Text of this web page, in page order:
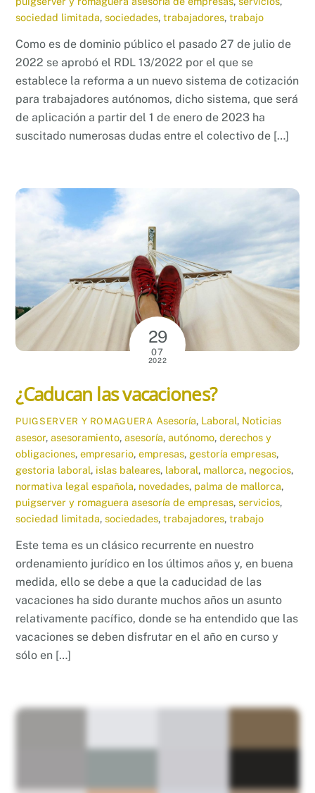
sociedad limitada,sociedades,trabajadores,trabajo
Como es de dominio público el pasado 27 de julio de
2022 se aprobó el RDL 13/2022 por el que se
establece la reforma a un nuevo sistema de cotización
para trabajadores autónomos, dicho sistema, que será
de aplicación a partir del 1 de enero de 2023 ha
suscitado numerosas dudas entre el colectivo de […]
29
07
2022
¿Caducan las vacaciones?
PUIGSERVER Y ROMAGUERA Asesoría, Laboral, Noticias
asesor,asesoramiento,asesoría,autónomo,derechos y
obligaciones,empresario,empresas, gestoría empresas,
gestoria laboral, islas baleares, laboral, mallorca, negocios,
normativa legal española, novedades, palma de mallorca,
puigserver y romaguera asesoría de empresas,servicios,
sociedad limitada,sociedades,trabajadores,trabajo
Este tema es un clásico recurrente en nuestro
ordenamiento jurídico en los últimos años y, en buena
medida, ello se debe a que la caducidad de las
vacaciones ha sido durante muchos años un asunto
relativamente pacífico, donde se ha entendido que las
vacaciones se deben disfrutar en el año en curso y
sólo en […]